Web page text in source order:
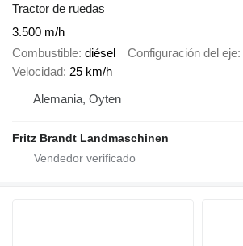
Tractor de ruedas
3.500 m/h
Combustible diésel Configuración del eje
Velocidad 25 km/h
Alemania, Oyten
Fritz Brandt Landmaschinen